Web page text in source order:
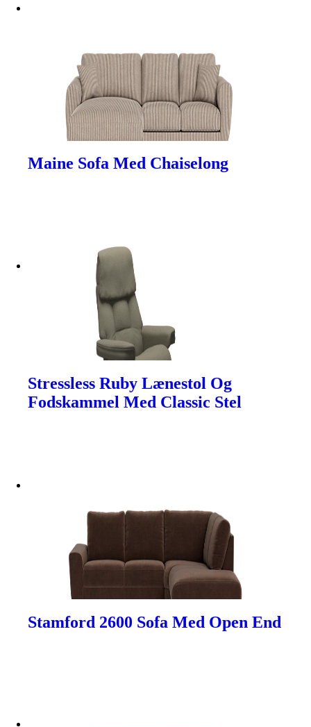
Maine Sofa Med Chaiselong
Stressless Ruby Lænestol Og
Fodskammel Med Classic Stel
Stamford 2600 Sofa Med Open End